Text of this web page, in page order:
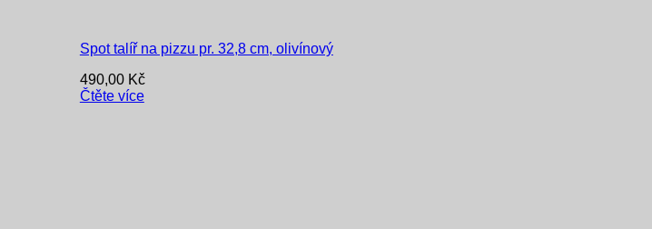
Spot talíř na pizzu pr. 32,8 cm, olivínový
490,00 Kč
Čtěte více